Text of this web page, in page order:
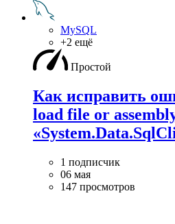
MySQL
+2 ещё
Простой
Как исправить
load file or
1 подписчик
06 мая
147 просмотров